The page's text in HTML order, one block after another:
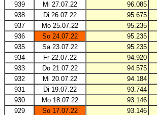
939
Mi 27.07.22 96.085
938
Di 26.07.22 95.675
937
Mo 25.07.22 95.235
936
So 24.07.22 95.235
935
Sa 23.07.22 95.235
934
Fr 22.07.22 94.920
933
Do 21.07.22 94.575
932
Mi 20.07.22 94.184
931
Di 19.07.22 93.744
930
Mo 18.07.22 93.146
929
So 17.07.22 93.146